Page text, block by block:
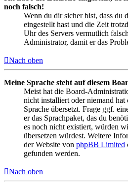
noch falsch!
Wenn du dir sicher bist, dass du
eingestellt hast und die Zeit
Uhr des Servers vermutlich
Administrator, damit er das
Nach oben
Meine Sprache steht auf diesem
Meist hat die Board-
nicht installiert oder niemand
Sprache übersetzt. Frage ggf.
er das Sprachpaket, das du
es noch nicht existiert, würden
übersetzen würdest. Weitere
der Website von phpBB Limited
gefunden werden.
Nach oben